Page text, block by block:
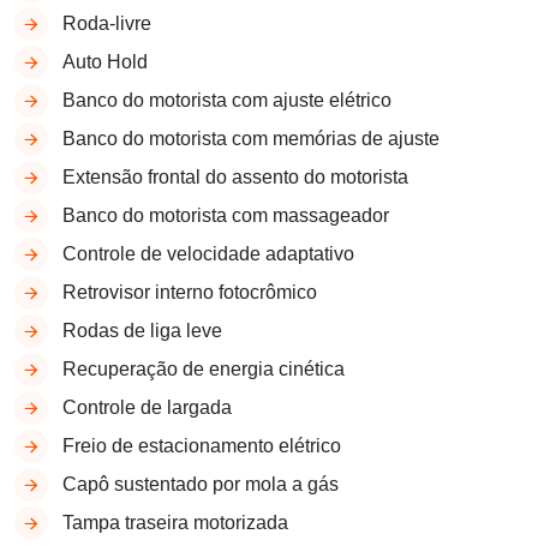
Roda-livre
Auto Hold
Banco do motorista com ajuste elétrico
Banco do motorista com memórias de ajuste
Extensão frontal do assento do motorista
Banco do motorista com massageador
Controle de velocidade adaptativo
Retrovisor interno fotocrômico
Rodas de liga leve
Recuperação de energia cinética
Controle de largada
Freio de estacionamento elétrico
Capô sustentado por mola a gás
Tampa traseira motorizada